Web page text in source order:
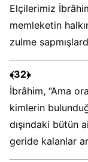
Elçilerimiz
memleketin
zulme
﴾32﴿
İbrâhim, “Ama
kimlerin
dışındaki bütün
geride kalanlar